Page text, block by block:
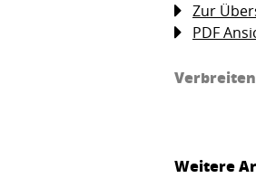
Zur
PDF
Weitere